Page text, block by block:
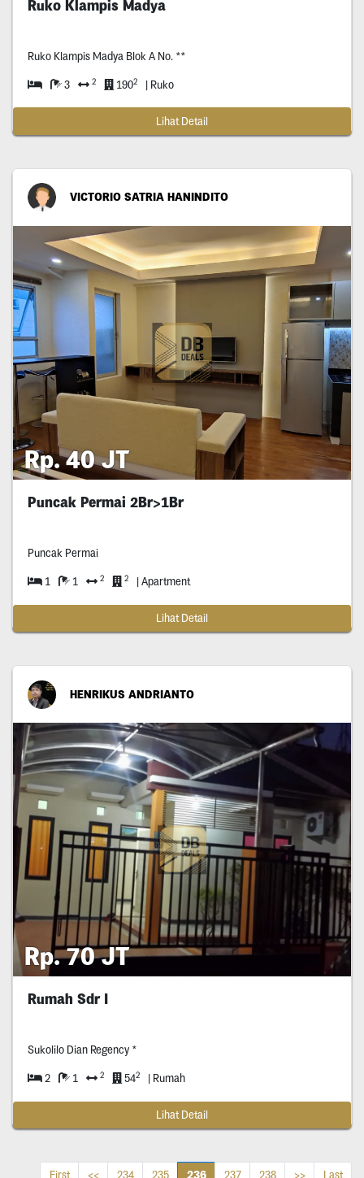
Ruko Klampis Madya
Ruko Klampis Madya Blok A No. **
3 2 1902 | Ruko
Lihat Detail
VICTORIO SATRIA HANINDITO
Rp. 40 JT
Puncak Permai 2Br>1Br
Puncak Permai
1 1 2 2 | Apartment
Lihat Detail
HENRIKUS ANDRIANTO
Rp. 70 JT
Rumah Sdr I
Sukolilo Dian Regency *
2 1 2 542 | Rumah
Lihat Detail
First << 234 235 236 237 238 >> Last